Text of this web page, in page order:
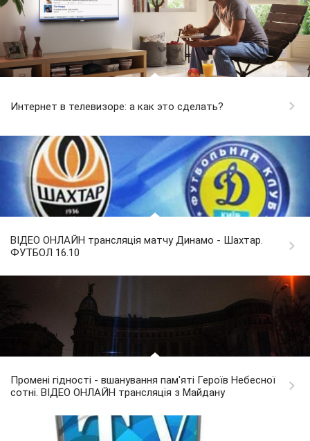
Интернет в телевизоре: а как это сделать?
ВІДЕО ОНЛАЙН трансляція матчу Динамо - Шахтар.
ФУТБОЛ 16.10
Промені гідності - вшанування пам'яті Героїв Небесної
сотні. ВІДЕО ОНЛАЙН трансляція з Майдану